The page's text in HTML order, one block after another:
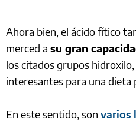
Ahora bien, el ácido fítico
merced a su gran
los citados grupos
interesantes para una dieta
En este sentido, son varios